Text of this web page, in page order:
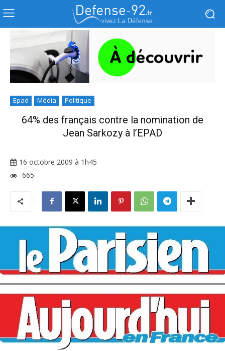
Epad Média Politique
64% des français contre la nomination de
Jean Sarkozy à l’EPAD
16 octobre 2009 à 1h45
665